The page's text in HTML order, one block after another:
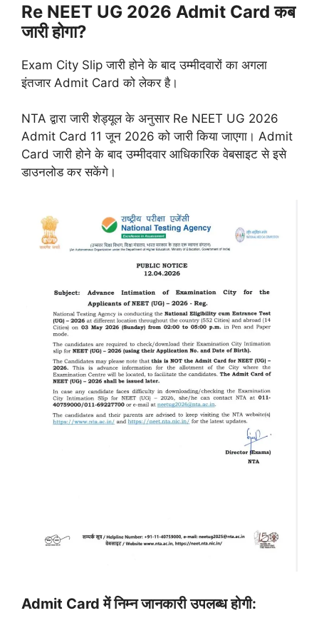
Re NEET UG 2026 Admit Card कब
जारी होगा?
Exam City Slip जारी होने के बाद उम्मीदवारों का अगला
इंतजार Admit Card को लेकर है।
NTA द्वारा जारी शेड्यूल के अनुसार Re NEET UG 2026
Admit Card 11 जून 2026 को जारी किया जाएगा। Admit
Card जारी होने के बाद उम्मीदवार आधिकारिक वेबसाइट से इसे
डाउनलोड कर सकेंगे।
Admit Card में निम्न जानकारी उपलब्ध होगी: